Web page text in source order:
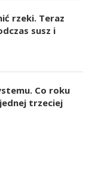
rzeki. Teraz
susz i
Co roku
trzeciej